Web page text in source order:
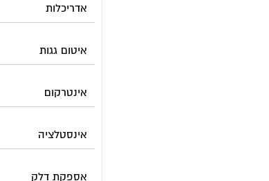
אדריכלות
איטום גגות
אינטרקום
אינסטלציה
אספקת דלק